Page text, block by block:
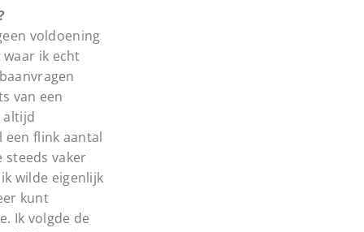
voldoening
ik echt
van een
altijd
flink aantal
vaker
wilde eigenlijk
kunt
Ik volgde de